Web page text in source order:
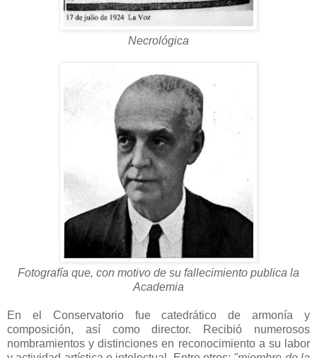
Necrológica
Fotografía que, con motivo de su fallecimiento publica la
Academia
En el Conservatorio fue catedrático de armonía y
composición, así como director. Recibió numerosos
nombramientos y distinciones en reconocimiento a su labor